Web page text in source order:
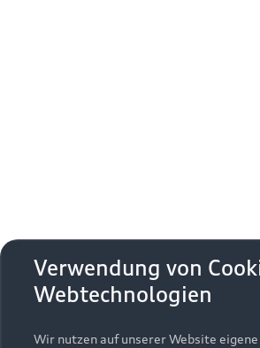
Verwendung von
Webtechnologien
Wir nutzen auf unserer Website